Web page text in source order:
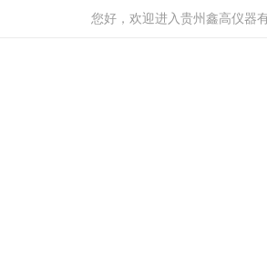
您好，欢迎进入贵州鑫高仪器